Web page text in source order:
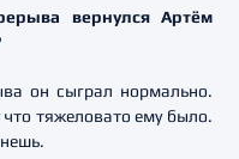
вернулся Артём
он сыграл нормально.
что тяжеловато ему было.